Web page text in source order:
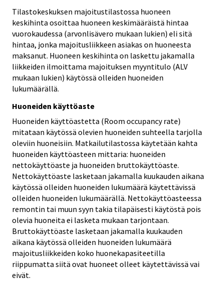
Tilastokeskuksen majoitustilastossa huoneen
keskihinta osoittaa huoneen keskimääräistä hintaa
vuorokaudessa (arvonlisävero mukaan lukien) eli sitä
hintaa, jonka majoitusliikkeen asiakas on huoneesta
maksanut. Huoneen keskihinta on laskettu jakamalla
liikkeiden ilmoittama majoituksen myyntitulo (ALV
mukaan lukien) käytössä olleiden huoneiden
lukumäärällä.
Huoneiden käyttöaste
Huoneiden käyttöastetta (Room occupancy rate)
mitataan käytössä olevien huoneiden suhteella tarjolla
oleviin huoneisiin. Matkailutilastossa käytetään kahta
huoneiden käyttöasteen mittaria: huoneiden
nettokäyttöaste ja huoneiden bruttokäyttöaste.
Nettokäyttöaste lasketaan jakamalla kuukauden aikana
käytössä olleiden huoneiden lukumäärä käytettävissä
olleiden huoneiden lukumäärällä. Nettokäyttöasteessa
remontin tai muun syyn takia tilapäisesti käytöstä pois
olevia huoneita ei lasketa mukaan tarjontaan.
Bruttokäyttöaste lasketaan jakamalla kuukauden
aikana käytössä olleiden huoneiden lukumäärä
majoitusliikkeiden koko huonekapasiteetilla
riippumatta siitä ovat huoneet olleet käytettävissä vai
eivät.